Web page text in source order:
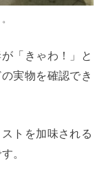
「きゃわ！」と
実物を確認でき
トを加味される
。